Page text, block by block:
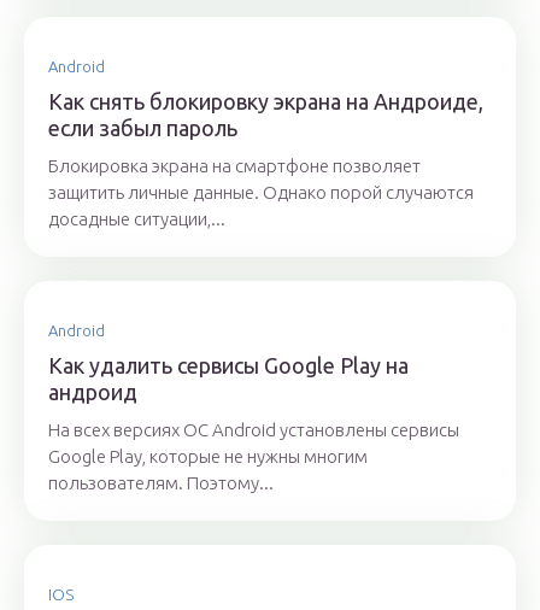
Android
Как снять блокировку экрана на Андроиде,
если забыл пароль
Блокировка экрана на смартфоне позволяет
защитить личные данные. Однако порой случаются
досадные ситуации,...
Android
Как удалить сервисы Google Play на
андроид
На всех версиях OC Android установлены сервисы
Google Play, которые не нужны многим
пользователям. Поэтому...
IOS